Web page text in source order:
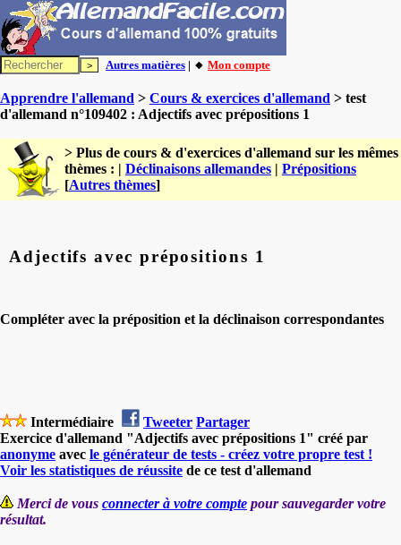
Autres matières | 🔸 Mon compte
Apprendre l'allemand > Cours & exercices d'allemand > test
d'allemand n°109402 : Adjectifs avec prépositions 1
> Plus de cours & d'exercices d'allemand sur les mêmes
thèmes : | Déclinaisons allemandes | Prépositions
[Autres thèmes]
Adjectifs avec prépositions 1
Compléter avec la préposition et la déclinaison correspondantes
Intermédiaire Tweeter Partager
Exercice d'allemand "Adjectifs avec prépositions 1" créé par
anonyme avec le générateur de tests - créez votre propre test !
Voir les statistiques de réussite de ce test d'allemand
Merci de vous connecter à votre compte pour sauvegarder votre
résultat.